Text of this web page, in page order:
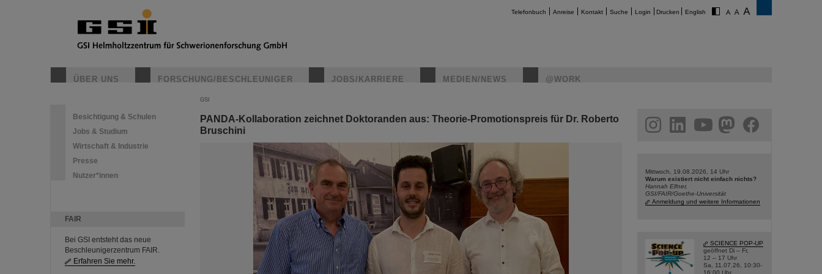
Telefonbuch Anreise Kontakt Suche Login Drucken English
ÜBER UNS FORSCHUNG/BESCHLEUNIGER JOBS/KARRIERE MEDIEN/NEWS @WORK
Besichtigung & Schulen
Jobs & Studium
Wirtschaft & Industrie
Presse
Nutzer*innen
FAIR
Bei GSI entsteht das neue
Beschleunigerzentrum FAIR.
Erfahren Sie mehr.
GSI
PANDA-Kollaboration zeichnet Doktoranden aus: Theorie-Promotionspreis für Dr. Roberto
Bruschini
instagramlinkedin youtube helmholtz.social
facebook
Mittwoch, 19.08.2026, 14 Uhr
Warum existiert nicht einfach nichts?
Hannah Elfner,
GSI/FAIR/Goethe-Universität
Anmeldung und weitere Informationen
SCIENCE POP-UP
geöffnet Di – Fr,
12 – 17 Uhr
Sa, 11.07.26, 10:30-
16:00 Uhr